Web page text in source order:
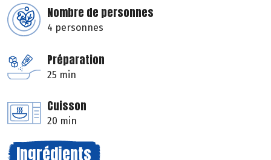
Nombre de personnes
4 personnes
Préparation
25 min
Cuisson
20 min
Ingrédients